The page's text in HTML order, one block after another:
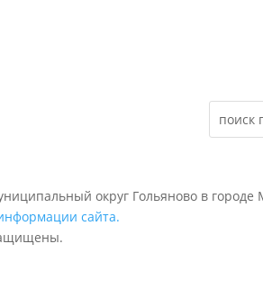
округ Гольяново в городе
сайта.